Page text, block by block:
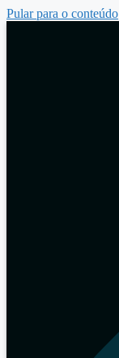
Pular para o conteúdo